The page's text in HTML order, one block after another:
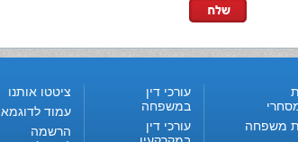
משפחה
עורכי דין
במשפחה
עורכי דין
ציטטו אותנו
עמוד לדוגמא
הרשמה